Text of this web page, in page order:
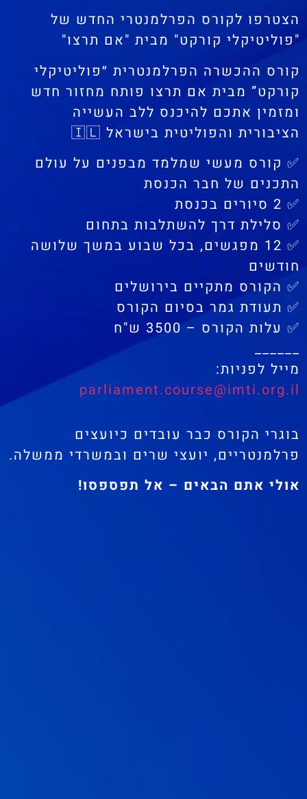
הצטרפו לקורס הפרלמנטרי החדש של
"פוליטיקלי קורקט" מבית "אם תרצו"
קורס ההכשרה הפרלמנטרית ״פוליטיקלי
קורקט” מבית אם תרצו פותח מחזור חדש
ומזמין אתכם להיכנס ללב העשייה
הציבורית והפוליטית בישראל 🇮🇱
✅ קורס מעשי שמלמד מבפנים על עולם
התכנים של חבר הכנסת
✅ 2 סיורים בכנסת
✅️ סלילת דרך להשתלבות בתחום
✅️ 12 מפגשים, בכל שבוע במשך שלושה
חודשים
✅ הקורס מתקיים בירושלים
✅ תעודת גמר בסיום הקורס
✅ עלות הקורס – 3500 ש"ח
______
מייל לפניות:
parliament.course@imti.org.il
בוגרי הקורס כבר עובדים כיועצים
פרלמנטריים, יועצי שרים ובמשרדי ממשלה.
אולי אתם הבאים – אל תפספסו!